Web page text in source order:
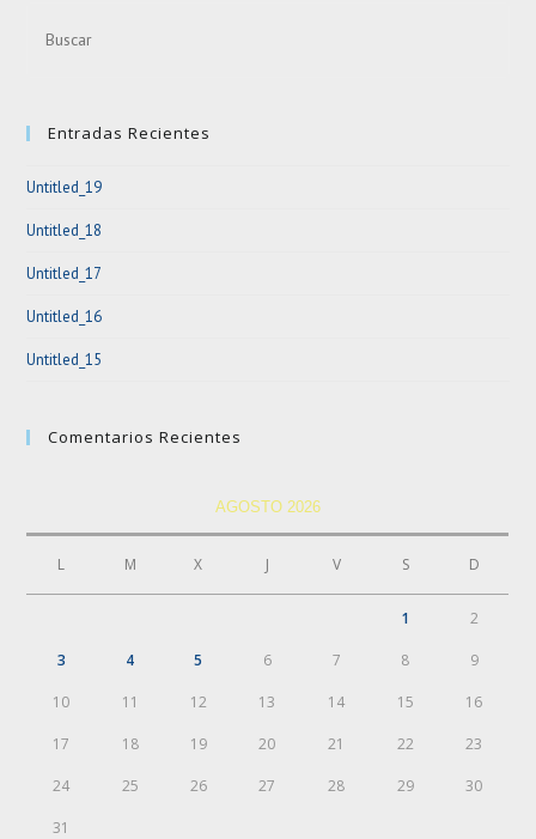
Entradas Recientes
Untitled_19
Untitled_18
Untitled_17
Untitled_16
Untitled_15
Comentarios Recientes
AGOSTO 2026
L M X J V S D
1 2
3 4 5 6 7 8 9
10 11 12 13 14 15 16
17 18 19 20 21 22 23
24 25 26 27 28 29 30
31